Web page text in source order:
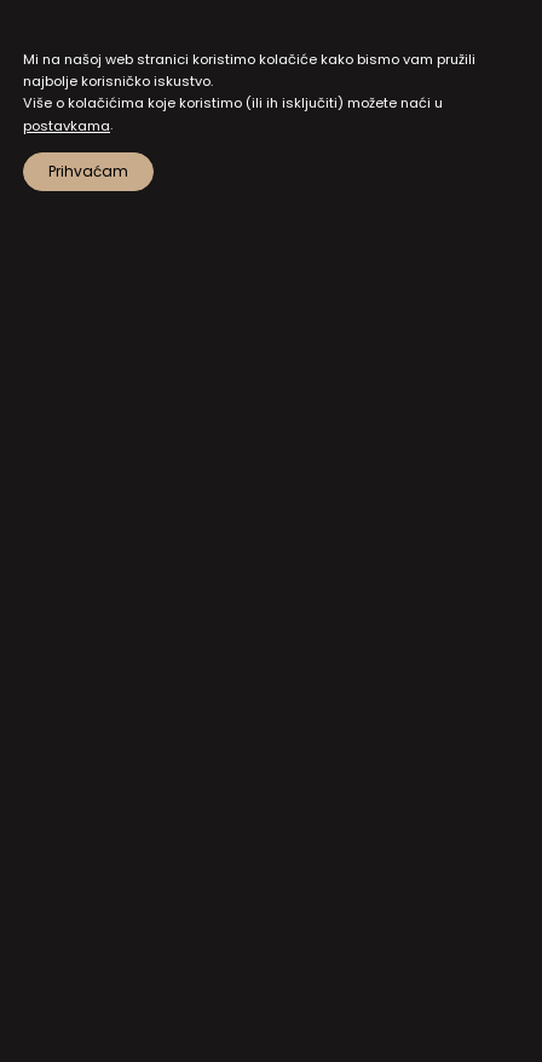
Mi na našoj web stranici koristimo kolačiće kako bismo vam pružili
najbolje korisničko iskustvo.
Više o kolačićima koje koristimo (ili ih isključiti) možete naći u
postavkama.
Prihvaćam